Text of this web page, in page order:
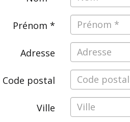
Prénom *
Adresse
Code postal
Ville